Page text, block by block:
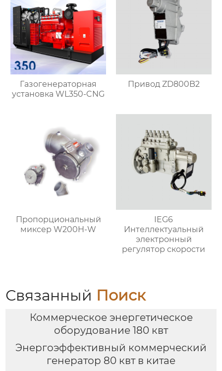
Газогенераторная
установка WL350-CNG
Привод ZD800B2
Пропорциональный
миксер W200H-W
IEG6
Интеллектуальный
электронный
регулятор скорости
Связанный Поиск
Коммерческое энергетическое
оборудование 180 квт
Энергоэффективный коммерческий
генератор 80 квт в китае